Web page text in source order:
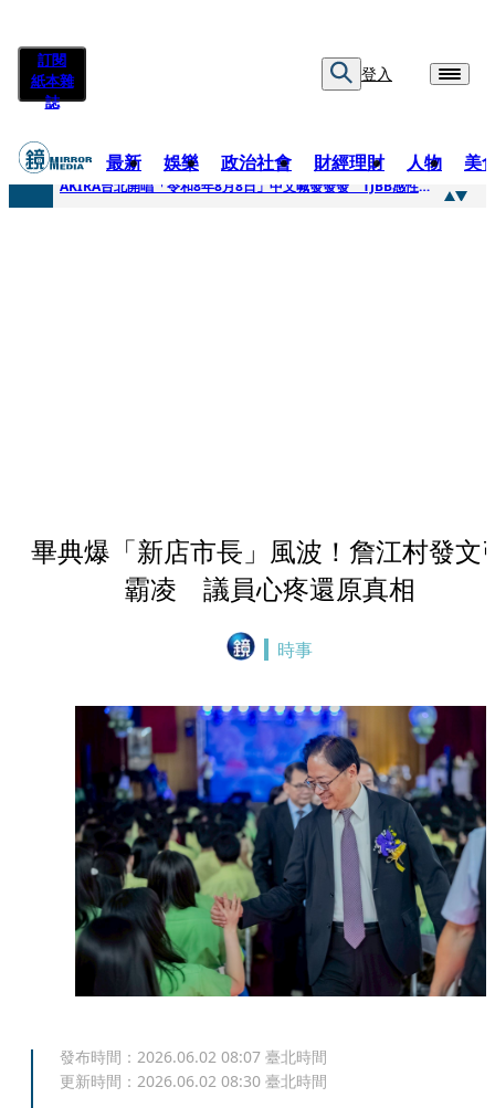
訂閱
紙本雜
誌
登入
最新 娛樂 政治社會 財經理財 人物 美
快訊
AKIRA台北開唱「令和8年8月8日」中文喊發發發 TJBB感性喊「謝謝AKIRA桑」
畢典爆「新店市長」風波！詹江村發文
霸凌 議員心疼還原真相
時事
發布時間： 2026.06.02 08:07 臺北時間
更新時間： 2026.06.02 08:30 臺北時間